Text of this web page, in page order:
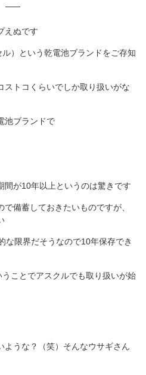
えぬです
）という乾電池ブランドをご存知
ストコくらいでしか取り扱いがな
池ブランドで
間が10年以上というのは驚きです
備蓄しておきたいものですが、
な限界だそうなので10年保存でき
ことでアスクルでも取り扱いが始
ような？（笑）そんなウサギさん